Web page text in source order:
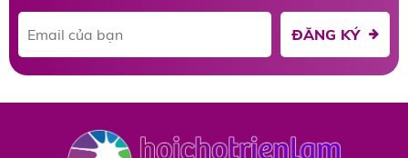
ĐĂNG KÝ